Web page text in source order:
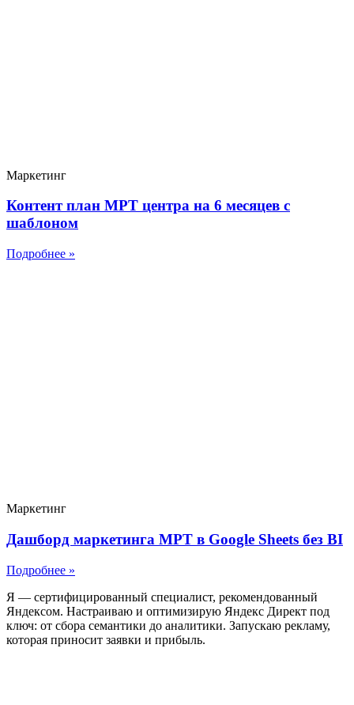
Маркетинг
Контент план МРТ центра на 6 месяцев с
шаблоном
Подробнее »
Маркетинг
Дашборд маркетинга МРТ в Google Sheets без BI
Подробнее »
Я — сертифицированный специалист, рекомендованный
Яндексом. Настраиваю и оптимизирую Яндекс Директ под
ключ: от сбора семантики до аналитики. Запускаю рекламу,
которая приносит заявки и прибыль.